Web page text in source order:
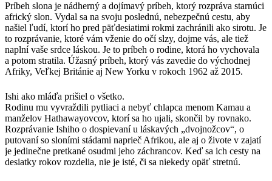
Príbeh slona je nádherný a dojímavý príbeh, ktorý rozpráva starnúci
africký slon. Vydal sa na svoju poslednú, nebezpečnú cestu, aby
našiel ľudí, ktorí ho pred päťdesiatimi rokmi zachránili ako sirotu. Je
to rozprávanie, ktoré vám vženie do očí slzy, dojme vás, ale tiež
naplní vaše srdce láskou. Je to príbeh o rodine, ktorá ho vychovala
a potom stratila. Úžasný príbeh, ktorý vás zavedie do východnej
Afriky, Veľkej Británie aj New Yorku v rokoch 1962 až 2015.
Ishi ako mláďa prišiel o všetko.
Rodinu mu vyvraždili pytliaci a nebyť chlapca menom Kamau a
manželov Hathawayovcov, ktorí sa ho ujali, skončil by rovnako.
Rozprávanie Ishiho o dospievaní u láskavých „dvojnožcov“, o
putovaní so sloními stádami naprieč Afrikou, ale aj o živote v zajatí
je jedinečne pretkané osudmi jeho záchrancov. Keď sa ich cesty na
desiatky rokov rozdelia, nie je isté, či sa niekedy opäť stretnú.